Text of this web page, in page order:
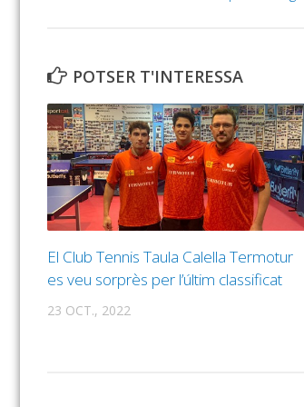
POTSER T'INTERESSA
El Club Tennis Taula Calella Termotur
es veu sorprès per l’últim classificat
23 OCT., 2022